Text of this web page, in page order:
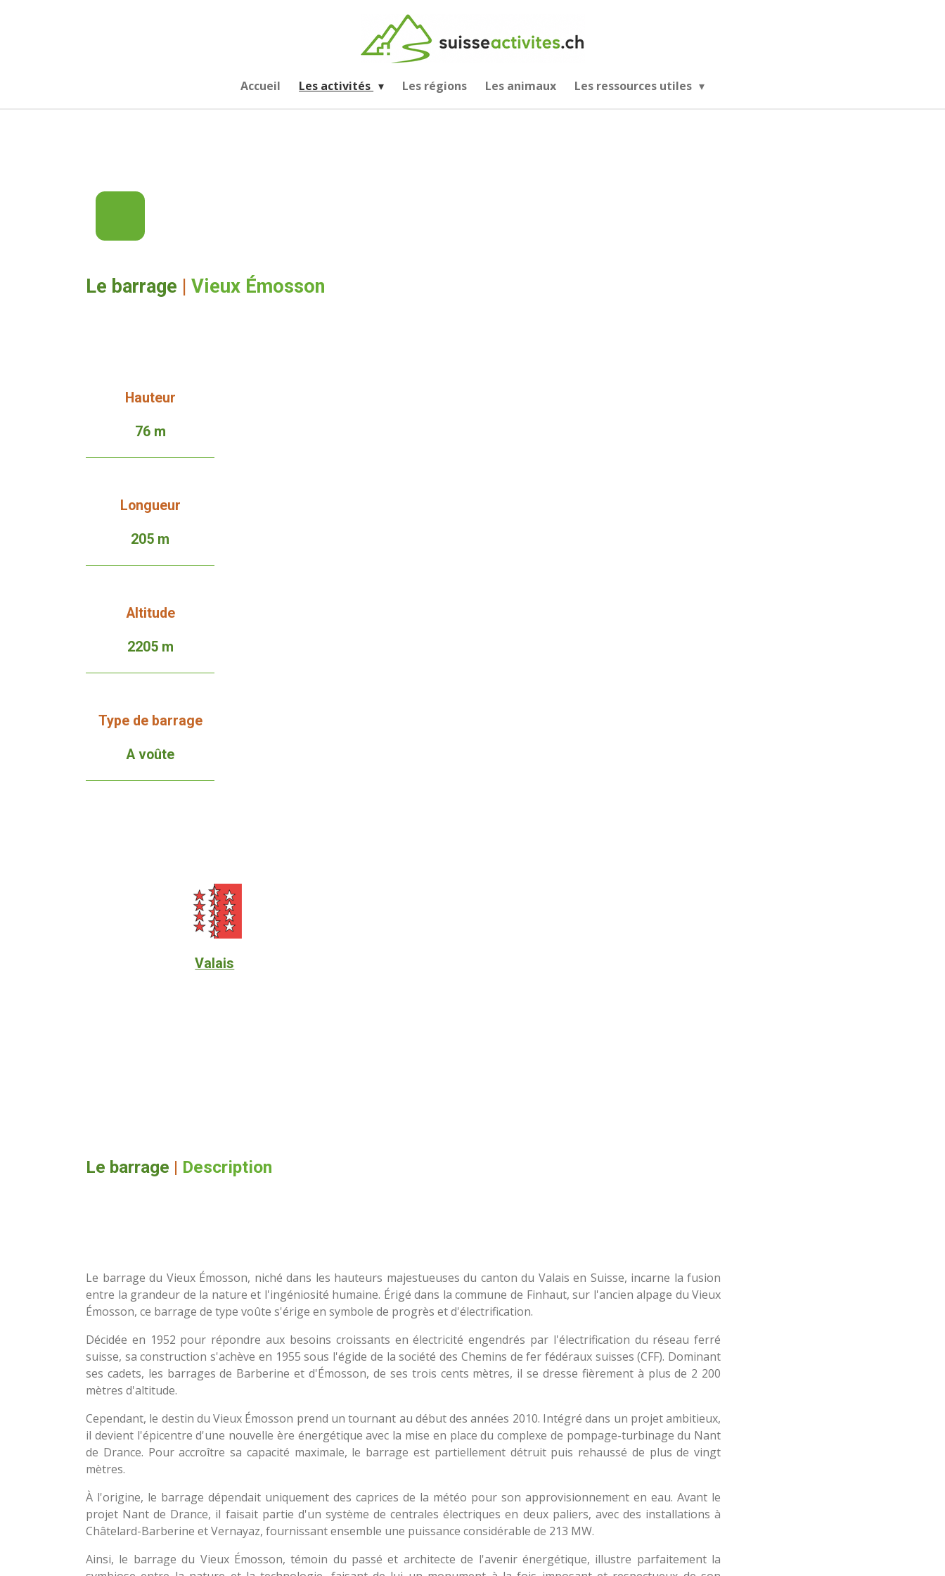
Accueil Les activités Les régions Les animaux Les ressources utiles
Le barrage | Vieux Émosson
Hauteur
76 m
Longueur
205 m
Altitude
2205 m
Type de barrage
A voûte
Valais
Le barrage | Description
Le barrage du Vieux Émosson, niché dans les hauteurs majestueuses du canton du Valais en Suisse, incarne la fusion
entre la grandeur de la nature et l'ingéniosité humaine. Érigé dans la commune de Finhaut, sur l'ancien alpage du Vieux
Émosson, ce barrage de type voûte s'érige en symbole de progrès et d'électrification.
Décidée en 1952 pour répondre aux besoins croissants en électricité engendrés par l'électrification du réseau ferré
suisse, sa construction s'achève en 1955 sous l'égide de la société des Chemins de fer fédéraux suisses (CFF). Dominant
ses cadets, les barrages de Barberine et d'Émosson, de ses trois cents mètres, il se dresse fièrement à plus de 2 200
mètres d'altitude.
Cependant, le destin du Vieux Émosson prend un tournant au début des années 2010. Intégré dans un projet ambitieux,
il devient l'épicentre d'une nouvelle ère énergétique avec la mise en place du complexe de pompage-turbinage du Nant
de Drance. Pour accroître sa capacité maximale, le barrage est partiellement détruit puis rehaussé de plus de vingt
mètres.
À l'origine, le barrage dépendait uniquement des caprices de la météo pour son approvisionnement en eau. Avant le
projet Nant de Drance, il faisait partie d'un système de centrales électriques en deux paliers, avec des installations à
Châtelard-Barberine et Vernayaz, fournissant ensemble une puissance considérable de 213 MW.
Ainsi, le barrage du Vieux Émosson, témoin du passé et architecte de l'avenir énergétique, illustre parfaitement la